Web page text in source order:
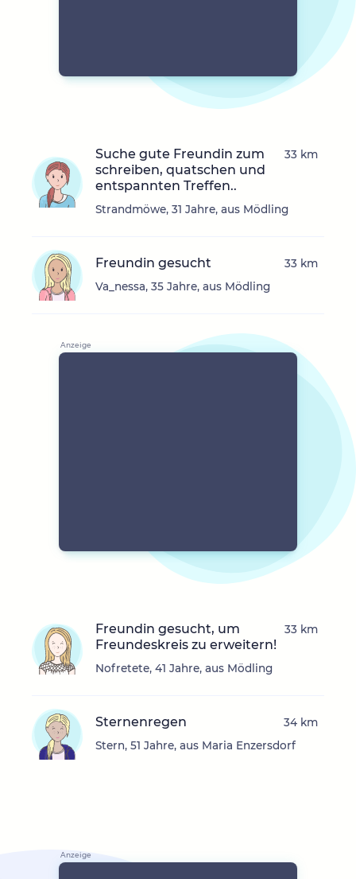
Suche gute Freundin zum
schreiben, quatschen und
entspannten Treffen..
Strandmöwe, 31 Jahre, aus Mödling
33 km
Freundin gesucht
Va_nessa, 35 Jahre, aus Mödling
33 km
Freundin gesucht, um
Freundeskreis zu erweitern!
Nofretete, 41 Jahre, aus Mödling
33 km
Sternenregen
Stern, 51 Jahre, aus Maria Enzersdorf
34 km